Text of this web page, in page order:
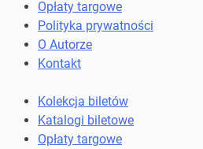
komunikacji
miejskiej
kolejowych
Opłaty targowe
Polityka prywatności
O Autorze
Kontakt
Kolekcja biletów
Katalogi biletowe
Opłaty targowe